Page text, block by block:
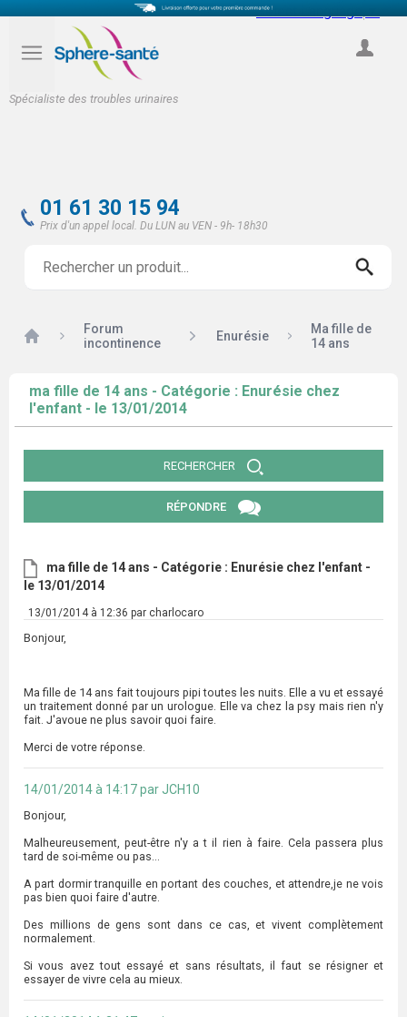
Spécialiste des troubles urinaires
Select Language
01 61 30 15 94
Prix d'un appel local. Du LUN au VEN - 9h- 18h30
Accueil
Forum
incontinence
Enurésie
Ma fille de
14 ans
ma fille de 14 ans - Catégorie : Enurésie chez
l'enfant - le 13/01/2014
RECHERCHER
RÉPONDRE
ma fille de 14 ans - Catégorie : Enurésie chez l'enfant -
le 13/01/2014
13/01/2014 à 12:36 par charlocaro
Bonjour,
Ma fille de 14 ans fait toujours pipi toutes les nuits. Elle a vu et essayé
un traitement donné par un urologue. Elle va chez la psy mais rien n'y
fait. J'avoue ne plus savoir quoi faire.
Merci de votre réponse.
14/01/2014 à 14:17 par JCH10
Bonjour,
Malheureusement, peut-être n'y a t il rien à faire. Cela passera plus
tard de soi-même ou pas...
A part dormir tranquille en portant des couches, et attendre,je ne vois
pas bien quoi faire d'autre.
Des millions de gens sont dans ce cas, et vivent complètement
normalement.
Si vous avez tout essayé et sans résultats, il faut se résigner et
essayer de vivre cela au mieux.